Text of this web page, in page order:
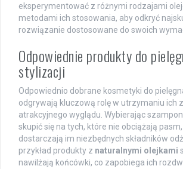
eksperymentować z różnymi rodzajami
metodami ich stosowania, aby odkryć
rozwiązanie dostosowane do swoich
Odpowiednie produkty do
stylizacji
Odpowiednio dobrane kosmetyki do
odgrywają kluczową rolę w utrzymaniu ich
atrakcyjnego wyglądu. Wybierając
skupić się na tych, które nie obciążają
dostarczają im niezbędnych składników
przykład produkty z naturalnymi olejkami
nawilżają końcówki, co zapobiega ich